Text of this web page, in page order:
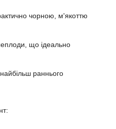
чорною, м'якоттю
що ідеально
раннього